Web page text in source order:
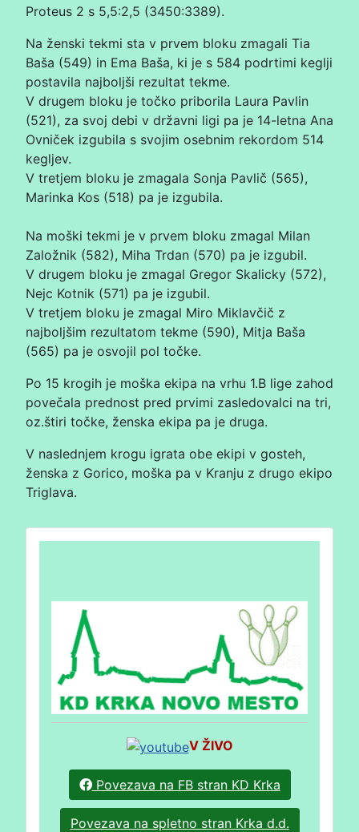
V ŽIVO
Povezava na FB stran KD Krka
Povezava na spletno stran Krka d.d.
Proteus 2 s 5,5:2,5 (3450:3389).
Na ženski tekmi sta v prvem bloku zmagali Tia
Baša (549) in Ema Baša, ki je s 584 podrtimi keglji
postavila najboljši rezultat tekme.
V drugem bloku je točko priborila Laura Pavlin
(521), za svoj debi v državni ligi pa je 14-letna Ana
Ovniček izgubila s svojim osebnim rekordom 514
kegljev.
V tretjem bloku je zmagala Sonja Pavlič (565),
Marinka Kos (518) pa je izgubila.
Na moški tekmi je v prvem bloku zmagal Milan
Založnik (582), Miha Trdan (570) pa je izgubil.
V drugem bloku je zmagal Gregor Skalicky (572),
Nejc Kotnik (571) pa je izgubil.
V tretjem bloku je zmagal Miro Miklavčič z
najboljšim rezultatom tekme (590), Mitja Baša
(565) pa je osvojil pol točke.
Po 15 krogih je moška ekipa na vrhu 1.B lige zahod
povečala prednost pred prvimi zasledovalci na tri,
oz.štiri točke, ženska ekipa pa je druga.
V naslednjem krogu igrata obe ekipi v gosteh,
ženska z Gorico, moška pa v Kranju z drugo ekipo
Triglava.